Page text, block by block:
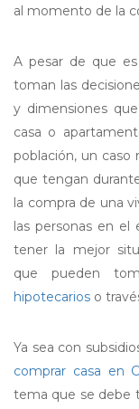
al momento de la
A pesar de que
toman las
y dimensiones
casa o
población, un caso
que tengan
la compra de una
las personas en el
tener la mejor
que pueden
hipotecarios o
Ya sea con
comprar casa en
tema que se debe